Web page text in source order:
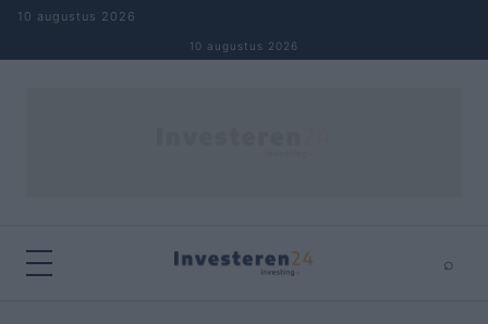
Naar inhoud springen
10 augustus 2026
10 augustus 2026
⌕